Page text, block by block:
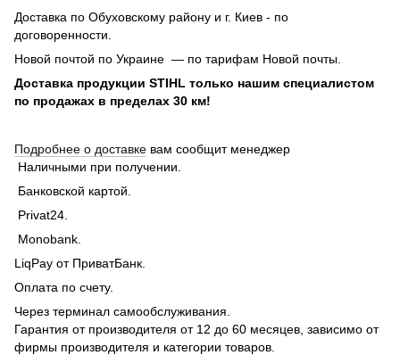
Доставка по Обуховскому району и г. Киев - по
договоренности.
Новой почтой по Украине — по тарифам Новой почты.
Доставка продукции STIHL только нашим специалистом
по продажах в пределах 30 км!
Подробнее о доставке вам сообщит менеджер
Наличными при получении.
Банковской картой.
Privat24.
Monobank.
LiqPay от ПриватБанк.
Оплата по счету.
Через терминал самообслуживания.
Гарантия от производителя от 12 до 60 месяцев, зависимо от
фирмы производителя и категории товаров.